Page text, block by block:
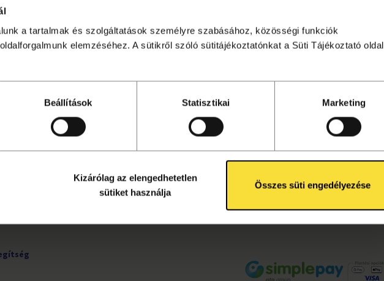
a tartalmak és szolgáltatások személyre szabásához, közösségi funkciók
elemzéséhez. A sütikről szóló sütitájékoztatónkat a Süti Tájékoztató oldal
Beállítások Statisztikai Marketing
Kizárólag az elengedhetetlen
sütiket használja
Összes süti engedélyezése
lezárult. Kattintsidea további programok megtekintéséhez!
KÖVESS MINKET!
Facebook
Instagram